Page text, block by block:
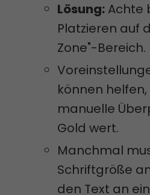
Lösung: Achte
Platzieren auf
Zone"-Bereich.
können
manuelle
Gold wert.
Manchmal
Schriftgröße
den Text an